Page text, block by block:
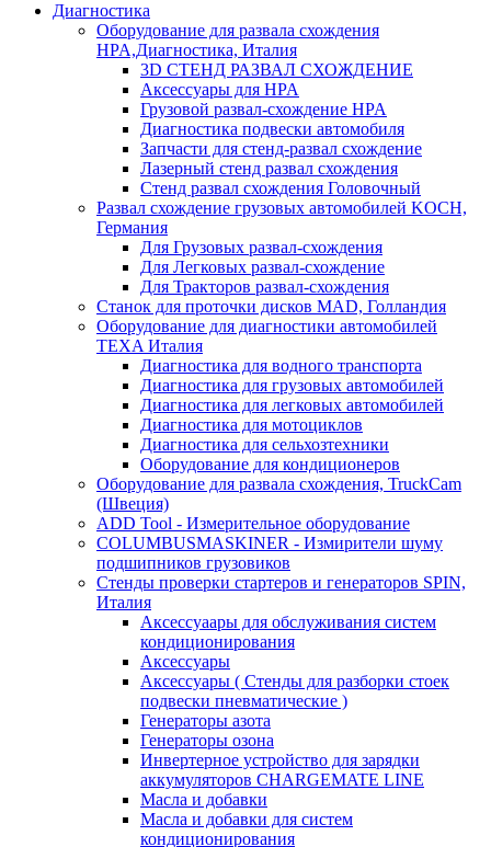
Диагностика
Оборудование для развала схождения
HPA,Диагностика, Италия
3D СТЕНД РАЗВАЛ СХОЖДЕНИЕ
Аксессуары для HPA
Грузовой развал-схождение HPA
Диагностика подвески автомобиля
Запчасти для стенд-развал схождение
Лазерный стенд развал схождения
Стенд развал схождения Головочный
Развал схождение грузовых автомобилей KOCH,
Германия
Для Грузовых развал-схождения
Для Легковых развал-схождение
Для Тракторов развал-схождения
Станок для проточки дисков MAD, Голландия
Оборудование для диагностики автомобилей
TEXA Италия
Диагностика для водного транспорта
Диагностика для грузовых автомобилей
Диагностика для легковых автомобилей
Диагностика для мотоциклов
Диагностика для сельхозтехники
Оборудование для кондиционеров
Оборудование для развала схождения, TruckCam
(Швеция)
ADD Tool - Измерительное оборудование
COLUMBUSMASKINER - Измирители шуму
подшипников грузовиков
Стенды проверки стартеров и генераторов SPIN,
Италия
Аксессуаары для обслуживания систем
кондиционирования
Аксессуары
Аксессуары ( Стенды для разборки стоек
подвески пневматические )
Генераторы азота
Генераторы озона
Инвертерное устройство для зарядки
аккумуляторов CHARGEMATE LINE
Масла и добавки
Масла и добавки для систем
кондиционирования